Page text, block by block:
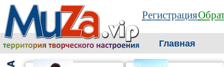
Регистрация
Главная